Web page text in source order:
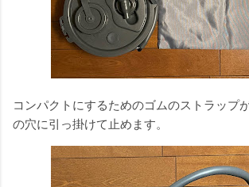
コンパクトにするためのゴムのストラップ
の穴に引っ掛けて止めます。